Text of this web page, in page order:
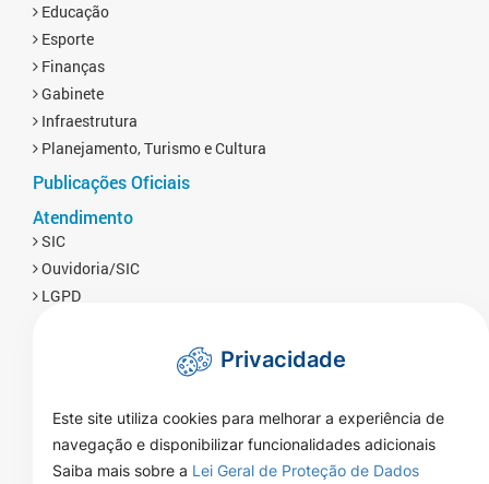
Educação
Esporte
Finanças
Gabinete
Infraestrutura
Planejamento, Turismo e Cultura
Publicações Oficiais
Atendimento
SIC
Ouvidoria/SIC
LGPD
Privacidade
Este site utiliza cookies para melhorar a experiência de
navegação e disponibilizar funcionalidades adicionais
Saiba mais sobre a Lei Geral de Proteção de Dados